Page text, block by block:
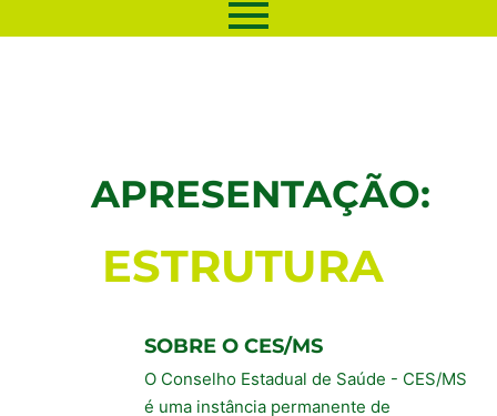
APRESENTAÇÃO:
ESTRUTURA
SOBRE O CES/MS
O Conselho Estadual de Saúde - CES/MS
é uma instância permanente de